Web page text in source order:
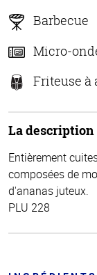
Barbecue
Micro-
Friteuse à
La description
Entièrement
composées de
d'ananas juteux.
PLU 228